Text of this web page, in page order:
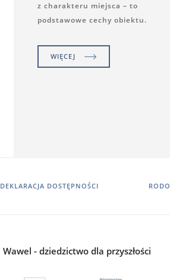
z charakteru miejsca – to
podstawowe cechy obiektu.
WIĘCEJ
DEKLARACJA DOSTĘPNOŚCI RODO
Wawel - dziedzictwo dla przyszłości